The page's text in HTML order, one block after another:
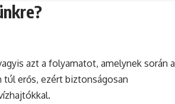
azt a folyamatot, amelynek során a
túl erős, ezért biztonságosan